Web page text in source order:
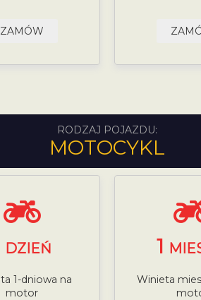
ZAMÓW
RODZAJ POJAZDU:
MOTOCYKL
DZIEŃ
1-dniowa na
motor
1
Winieta